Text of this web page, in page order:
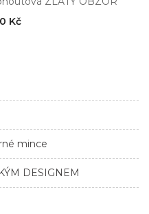
mince
DESIGNEM
Kč